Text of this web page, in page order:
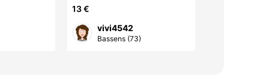
13 €
vivi4542
Bassens (73)